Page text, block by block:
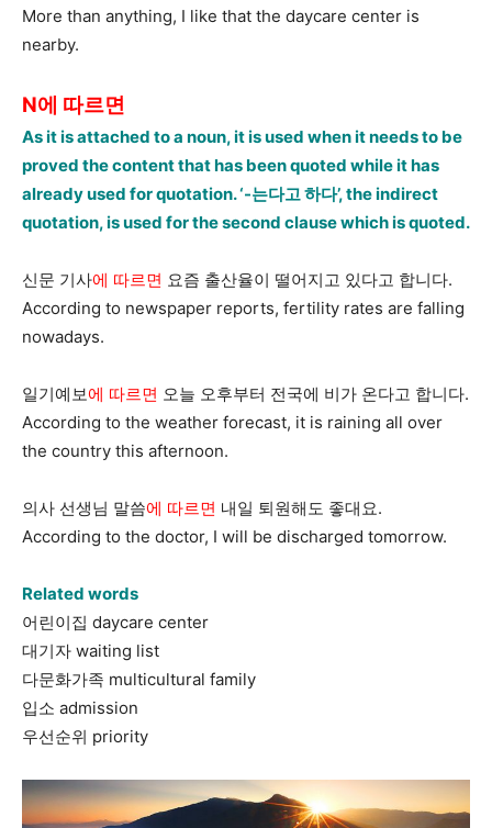
More than anything, I like that the daycare center is
nearby.
N에 따르면
As it is attached to a noun, it is used when it needs to be
proved the content that has been quoted while it has
already used for quotation. ‘-는다고 하다’, the indirect
quotation, is used for the second clause which is quoted.
신문 기사에 따르면 요즘 출산율이 떨어지고 있다고 합니다.
According to newspaper reports, fertility rates are falling
nowadays.
일기예보에 따르면 오늘 오후부터 전국에 비가 온다고 합니다.
According to the weather forecast, it is raining all over
the country this afternoon.
의사 선생님 말씀에 따르면 내일 퇴원해도 좋대요.
According to the doctor, I will be discharged tomorrow.
Related words
어린이집 daycare center
대기자 waiting list
다문화가족 multicultural family
입소 admission
우선순위 priority